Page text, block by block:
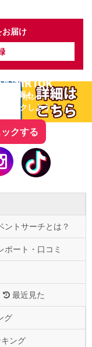
お届け
- TikTok
クーポン
配信中！
気情報も
ェックしよう！
クする
う！
ントサーチとは？
ポート・口コミ
最近見た
グ
ング